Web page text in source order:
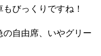
びっくりですね！
自由席、いやグリー